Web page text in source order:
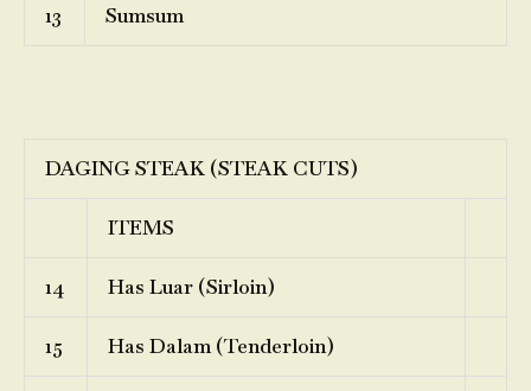
13 Sumsum
DAGING STEAK (STEAK CUTS)
ITEMS
14 Has Luar (Sirloin)
15 Has Dalam (Tenderloin)